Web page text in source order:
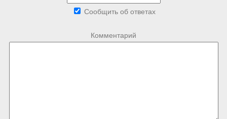
Сообщить об ответах
Комментарий